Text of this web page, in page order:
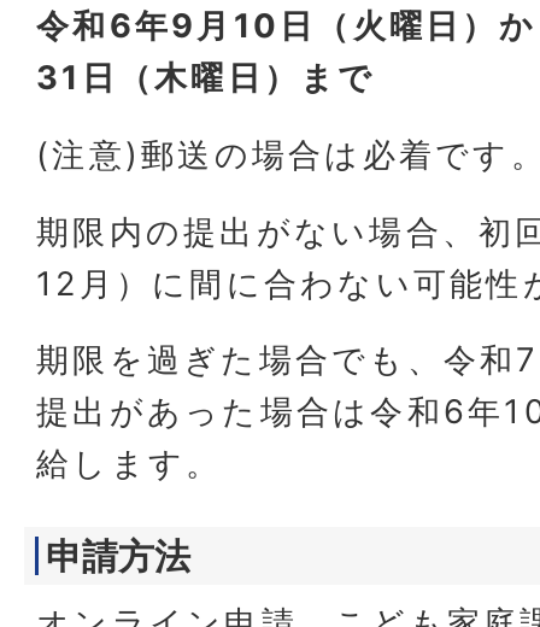
令和6年9月10日（火曜日）
31日（木曜日）まで
(注意)郵送の場合は必着です
期限内の提出がない場合、初
12月）に間に合わない可能性
期限を過ぎた場合でも、令和
提出があった場合は令和6年
給します。
申請方法